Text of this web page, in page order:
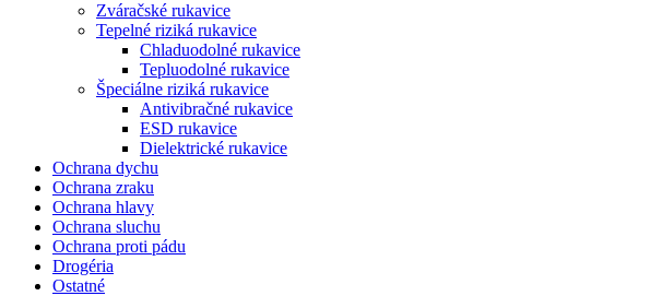
Zváračské rukavice
Tepelné riziká rukavice
Chladuodolné rukavice
Tepluodolné rukavice
Špeciálne riziká rukavice
Antivibračné rukavice
ESD rukavice
Dielektrické rukavice
Ochrana dychu
Ochrana zraku
Ochrana hlavy
Ochrana sluchu
Ochrana proti pádu
Drogéria
Ostatné